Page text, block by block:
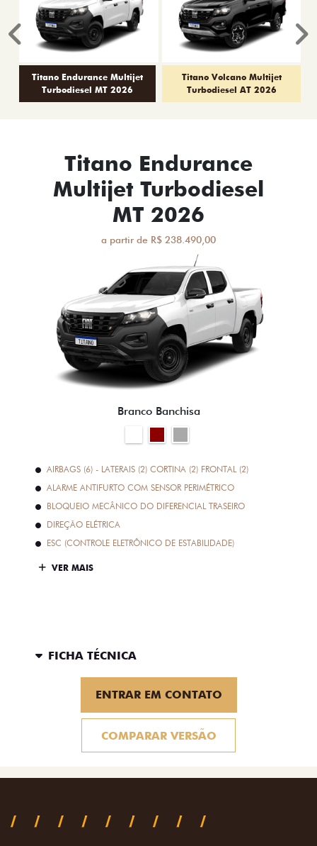
Titano Endurance Multijet
Turbodiesel MT 2026
Titano Volcano Multijet
Turbodiesel AT 2026
Anterior
Titano Endurance
Multijet Turbodiesel
MT 2026
a partir de R$ 238.490,00
Branco Banchisa
AIRBAGS (6) - LATERAIS (2) CORTINA (2) FRONTAL (2)
ALARME ANTIFURTO COM SENSOR PERIMÉTRICO
BLOQUEIO MECÂNICO DO DIFERENCIAL TRASEIRO
DIREÇÃO ELÉTRICA
ESC (CONTROLE ELETRÔNICO DE ESTABILIDADE)
VER MAIS
FICHA TÉCNICA
ENTRAR EM CONTATO
COMPARAR VERSÃO